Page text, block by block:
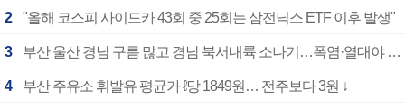
2 "올해 코스피 사이드카 43회 중 25회는 삼전닉스 ETF 이후 발생"
3 부산 울산 경남 구름 많고 경남 북서내륙 소나기…폭염·열대야 계속
4 부산 주유소 휘발유 평균가 ℓ당 1849원… 전주보다 3원 ↓